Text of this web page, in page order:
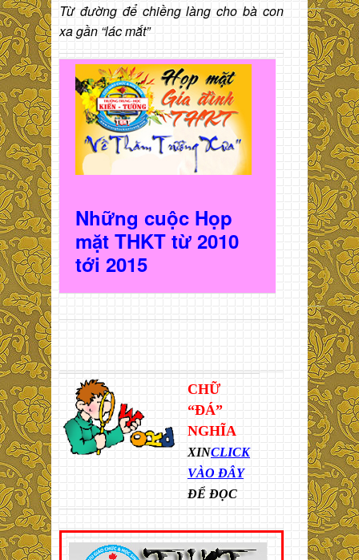
Từ đường để chiềng làng cho bà con
xa gần “lác mắt”
Những cuộc Họp
mặt THKT từ 2010
tới 2015
CHỮ
“ĐÁ”
NGHĨA
XINCLICK
VÀO ĐÂY
ĐỂ ĐỌC